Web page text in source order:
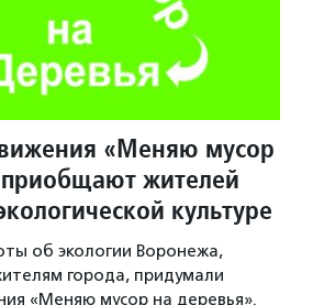
«Меняю мусор
жителей
культуре
об экологии Воронежа,
города, придумали
«Меняю мусор на деревья».